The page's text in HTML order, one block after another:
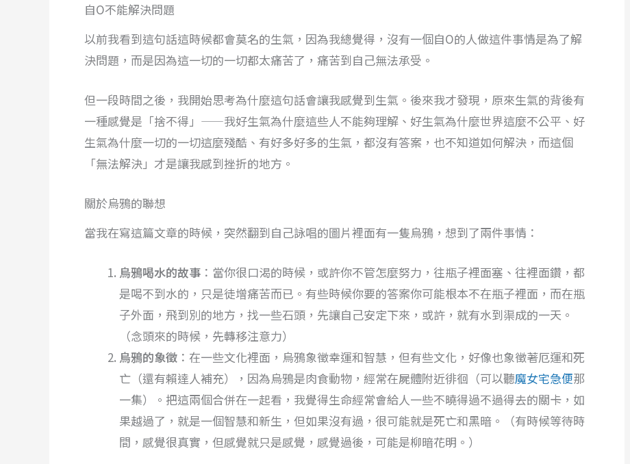
自O不能解決問題
以前我看到這句話這時候都會莫名的生氣，因為我總覺得，沒有一個自O的人做這件事情是為了解
決問題，而是因為這一切的一切都太痛苦了，痛苦到自己無法承受。
但一段時間之後，我開始思考為什麼這句話會讓我感覺到生氣。後來我才發現，原來生氣的背後有
一種感覺是「捨不得」——我好生氣為什麼這些人不能夠理解、好生氣為什麼世界這麼不公平、好
生氣為什麼一切的一切這麼殘酷、有好多好多的生氣，都沒有答案，也不知道如何解決，而這個
「無法解決」才是讓我感到挫折的地方。
關於烏鴉的聯想
當我在寫這篇文章的時候，突然翻到自己詠唱的圖片裡面有一隻烏鴉，想到了兩件事情：
烏鴉喝水的故事 ：當你很口渴的時候，或許你不管怎麼努力，往瓶子裡面塞、往裡面鑽，都
是喝不到水的，只是徒增痛苦而已。有些時候你要的答案你可能根本不在瓶子裡面，而在瓶
子外面，飛到別的地方，找一些石頭，先讓自己安定下來，或許，就有水到渠成的一天。
（念頭來的時候，先轉移注意力）
烏鴉的象徵 ：在一些文化裡面，烏鴉象徵幸運和智慧，但有些文化，好像也象徵著厄運和死
亡（還有賴達人補充），因為烏鴉是肉食動物，經常在屍體附近徘徊（可以聽魔女宅急便那
一集）。把這兩個合併在一起看，我覺得生命經常會給人一些不曉得過不過得去的關卡，如
果越過了，就是一個智慧和新生，但如果沒有過，很可能就是死亡和黑暗。（有時候等待時
間，感覺很真實，但感覺就只是感覺，感覺過後，可能是柳暗花明。）